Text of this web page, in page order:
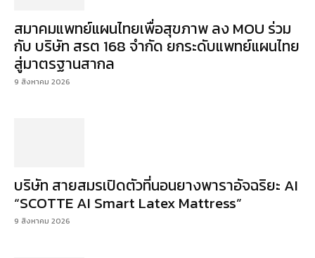
สมาคมแพทย์แผนไทยเพื่อสุขภาพ ลง MOU ร่วม
กับ บริษัท สรต 168 จำกัด ยกระดับแพทย์แผนไทย
สู่มาตรฐานสากล
9 สิงหาคม 2026
บริษัท สายสมรเปิดตัวที่นอนยางพาราอัจฉริยะ AI
“SCOTTE AI Smart Latex Mattress”
9 สิงหาคม 2026